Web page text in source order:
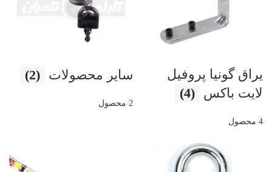
یراق گونیا پروفیل
لایت باکس (4)
4 محصول
سایر محصولات (2)
2 محصول